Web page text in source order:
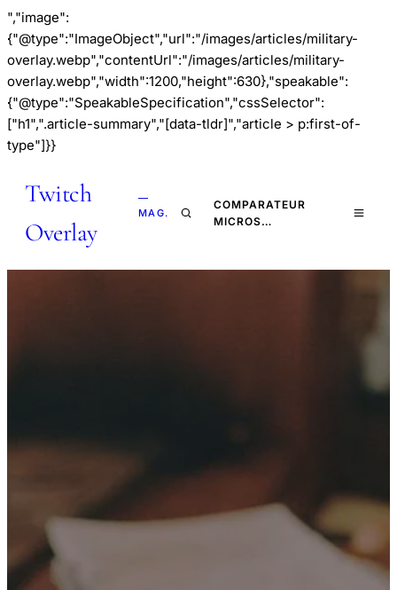
","image":
{"@type":"ImageObject","url":"/images/articles/military-
overlay.webp","contentUrl":"/images/articles/military-
overlay.webp","width":1200,"height":630},"speakable":
{"@type":"SpeakableSpecification","cssSelector":
["h1",".article-summary","[data-tldr]","article > p:first-of-
type"]}}
Twitch
Overlay
—
MAG.
COMPARATEUR
MICROS…